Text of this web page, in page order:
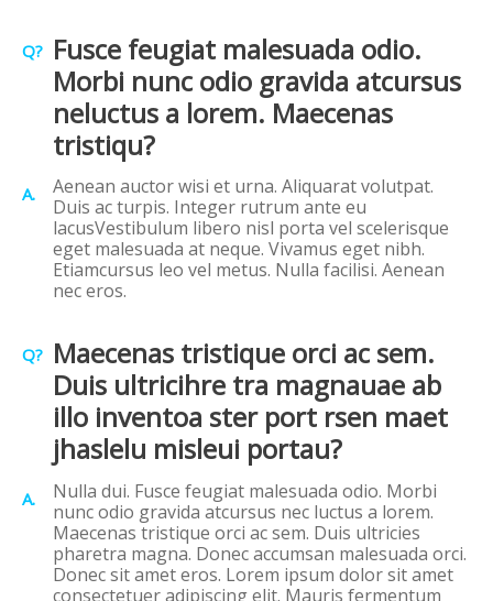
Q? Fusce feugiat malesuada odio.
Morbi nunc odio gravida atcursus
neluctus a lorem. Maecenas
tristiqu?
A.
Aenean auctor wisi et urna. Aliquarat volutpat.
Duis ac turpis. Integer rutrum ante eu
lacusVestibulum libero nisl porta vel scelerisque
eget malesuada at neque. Vivamus eget nibh.
Etiamcursus leo vel metus. Nulla facilisi. Aenean
nec eros.
Q? Maecenas tristique orci ac sem.
Duis ultricihre tra magnauae ab
illo inventoa ster port rsen maet
jhaslelu misleui portau?
A.
Nulla dui. Fusce feugiat malesuada odio. Morbi
nunc odio gravida atcursus nec luctus a lorem.
Maecenas tristique orci ac sem. Duis ultricies
pharetra magna. Donec accumsan malesuada orci.
Donec sit amet eros. Lorem ipsum dolor sit amet
consectetuer adipiscing elit. Mauris fermentum